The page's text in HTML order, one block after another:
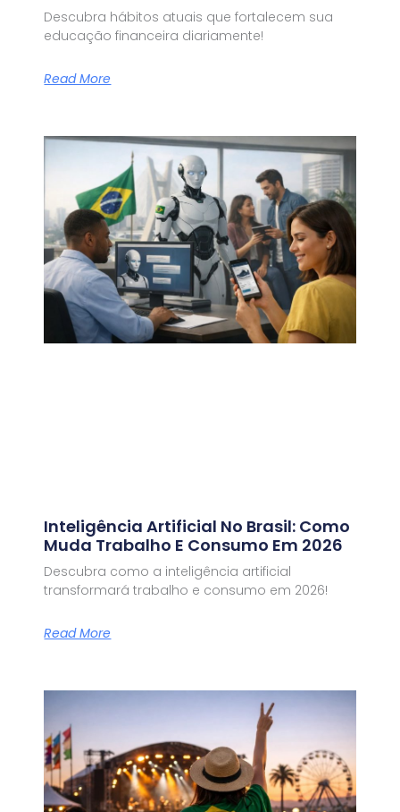
Descubra hábitos atuais que fortalecem sua
educação financeira diariamente!
Read More
Inteligência Artificial No Brasil: Como
Muda Trabalho E Consumo Em 2026
Descubra como a inteligência artificial
transformará trabalho e consumo em 2026!
Read More